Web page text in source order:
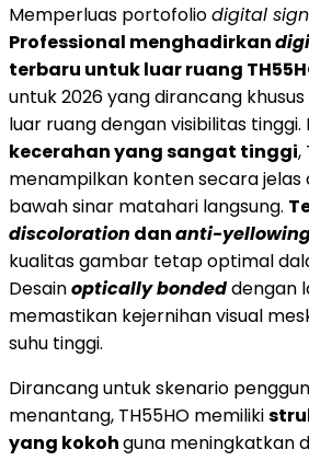
Memperluas portofoliodigital
Professional menghadirkan
terbaru untuk luar ruang
untuk 2026 yang dirancang
luar ruang dengan visibilitas tinggi.
kecerahan yang sangat tinggi,
menampilkan konten secara jelas
bawah sinar matahari langsung.
discoloration dananti-
kualitas gambar tetap optimal
Desainoptically bondeddengan
memastikan kejernihan visual
suhu tinggi.
Dirancang untuk skenario
menantang, TH55HO memiliki
yang kokohguna meningkatkan